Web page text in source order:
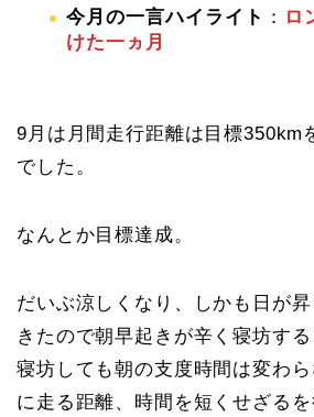
今月の一言ハイライト ： ロ
けた一ヵ月
9月は月間走行距離は目標350km
でした。
なんとか目標達成。
だいぶ涼しくなり、しかも日が
きたので朝早起きが辛く寝坊する
寝坊しても朝の支度時間は変わ
に走る距離、時間を短くせざる